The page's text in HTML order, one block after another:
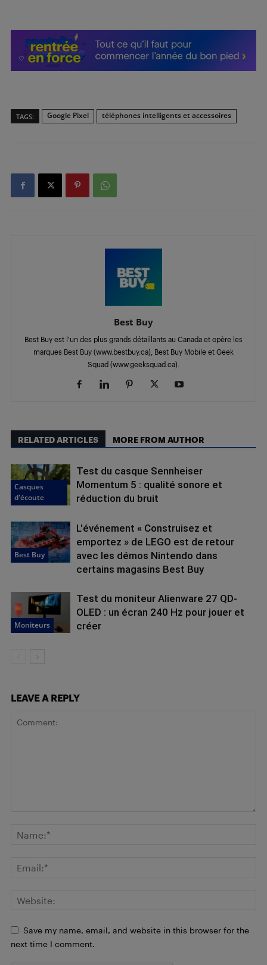
TAGS: Google Pixel téléphones intelligents et accessoires
Best Buy
Best Buy est l’un des plus grands détaillants au Canada et opère les
marques Best Buy (www.bestbuy.ca), Best Buy Mobile et Geek
Squad (www.geeksquad.ca).
RELATED ARTICLES MORE FROM AUTHOR
Casques
d'écoute
Test du casque Sennheiser
Momentum 5 : qualité sonore et
réduction du bruit
Best Buy
L'événement « Construisez et
emportez » de LEGO est de retour
avec les démos Nintendo dans
certains magasins Best Buy
Moniteurs
Test du moniteur Alienware 27 QD-
OLED : un écran 240 Hz pour jouer et
créer
LEAVE A REPLY
Save my name, email, and website in this browser for the
next time I comment.